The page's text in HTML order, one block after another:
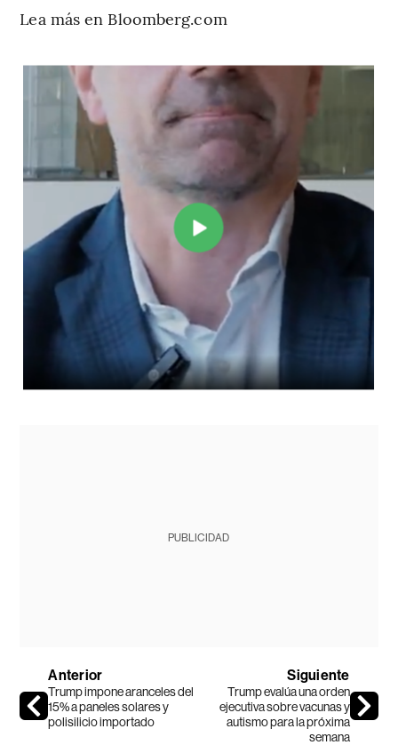
Lea más en Bloomberg.com
PUBLICIDAD
Anterior
Trump impone aranceles del
15% a paneles solares y
polisilicio importado
Siguiente
Trump evalúa una orden
ejecutiva sobre vacunas y
autismo para la próxima
semana